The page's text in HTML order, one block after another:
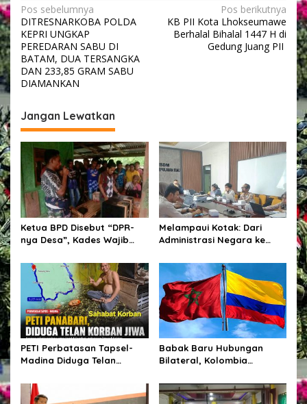
N
a
v
i
g
a
s
i
p
o
s
Pos sebelumnya
DITRESNARKOBA POLDA
KEPRI UNGKAP
PEREDARAN SABU DI
BATAM, DUA TERSANGKA
DAN 233,85 GRAM SABU
DIAMANKAN
Pos berikutnya
KB PII Kota Lhokseumawe
Berhalal Bihalal 1447 H di
Gedung Juang PII
Jangan Lewatkan
Ketua BPD Disebut “DPR-
nya Desa”, Kades Wajib
Kegiatan dan Penetapan
Anggaran.
Melampaui Kotak: Dari
Administrasi Negara ke
PETI Perbatasan Tapsel-
Madina Diduga Telan
Batang Angkola Belum Beri
Keterangan Resmi
Babak Baru Hubungan
Bilateral, Kolombia
Kedaulatan Maroko di
Wilayah Sahara